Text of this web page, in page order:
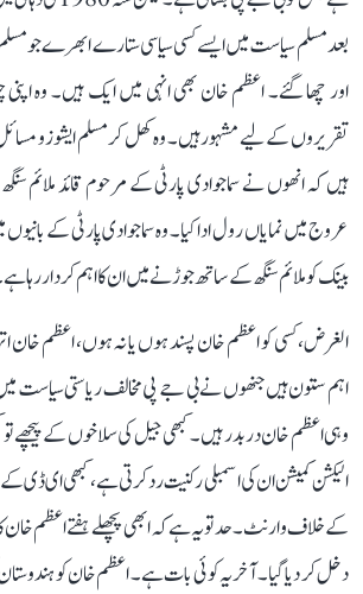
بعد مسلم سیاست میں ایسے کسی سیاسی ستارے ابھرے جو
اور چھا گئے۔ اعظم خان بھی انہی میں ایک ہیں۔ وہ اپنی
تقریروں کے لیے مشہور ہیں۔ وہ کھل کر مسلم ایشوز و
ہیں کہ انھوں نے سماجوادی پارٹی کے مرحوم قائد ملائم
عروج میں نمایاں رول ادا کیا۔ وہ سماجوادی پارٹی کے
بینک کو ملائم سنگھ کے ساتھ جوڑنے میں ان کا اہم کردار رہا
الغرض، کسی کو اعظم خان پسند ہوں یا نہ ہوں، اعظم خان
اہم ستون ہیں جنھوں نے بی جے پی مخالف ریاستی سیاست
وہی اعظم خان در بدر ہیں۔ کبھی جیل کی سلاخوں کے پیچھے تو
الیکشن کمیشن ان کی اسمبلی رکنیت رد کرتی ہے، کبھی ای ڈی
کے خلاف وارنٹ۔ حد تو یہ ہے کہ ابھی پچھلے ہفتے اعظم
دخل کر دیا گیا۔ آخر یہ کوئی بات ہے۔ اعظم خان کو